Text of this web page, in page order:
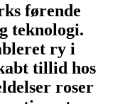
førende
teknologi.
ry i
tillid hos
roser